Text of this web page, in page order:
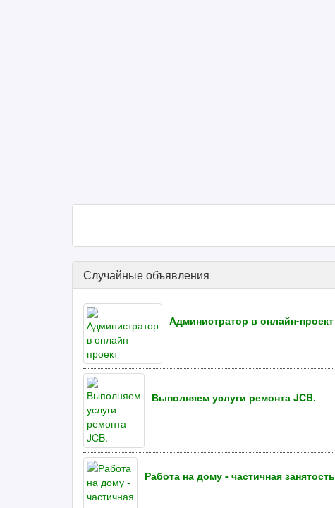
Случайные объявления
Администратор в онлайн-проект
Выполняем услуги ремонта JCB.
Работа на дому - частичная занятость